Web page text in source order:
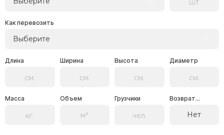
Как перевозить
Выберите
Длина Ширина Высота Диаметр
Масса Объем Грузчики Возврат...
Нет